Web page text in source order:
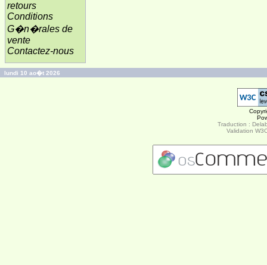
retours
Conditions
G�n�rales de
vente
Contactez-nous
lundi 10 ao�t 2026
Traduction :
Validation